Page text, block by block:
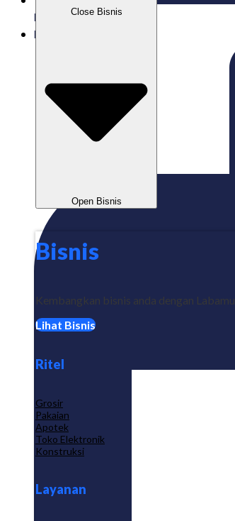
Close Bisnis
Open Bisnis
Bisnis
Kembangkan bisnis anda dengan Labamu
Lihat Bisnis
Ritel
Grosir
Pakaian
Apotek
Toko Elektronik
Konstruksi
Layanan
Published:22/09/2025
Labamu